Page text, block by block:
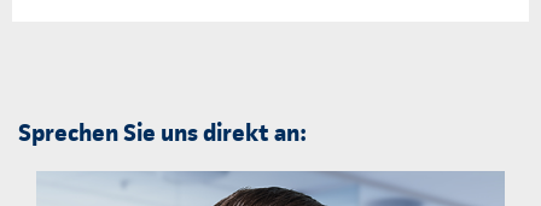
Sprechen Sie uns direkt an: